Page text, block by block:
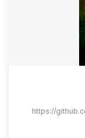
https://